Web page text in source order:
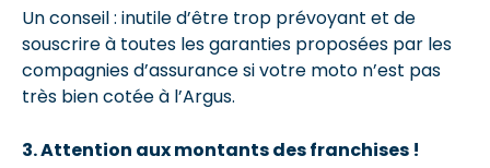
Un conseil : inutile d’être trop prévoyant et de
souscrire à toutes les garanties proposées par les
compagnies d’assurance si votre moto n’est pas
très bien cotée à l’Argus.
3. Attention aux montants des franchises !